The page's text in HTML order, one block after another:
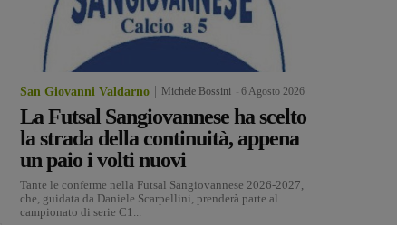
San Giovanni Valdarno Michele Bossini 6 Agosto 2026
La Futsal Sangiovannese ha scelto
la strada della continuità, appena
un paio i volti nuovi
Tante le conferme nella Futsal Sangiovannese 2026-2027,
che, guidata da Daniele Scarpellini, prenderà parte al
campionato di serie C1...